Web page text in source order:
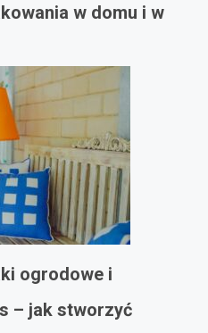
w domu i w
ogrodowe i
– jak stworzyć